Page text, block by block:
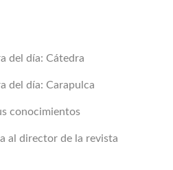
del día: Cátedra
del día: Carapulca
conocimientos
al director de la revista